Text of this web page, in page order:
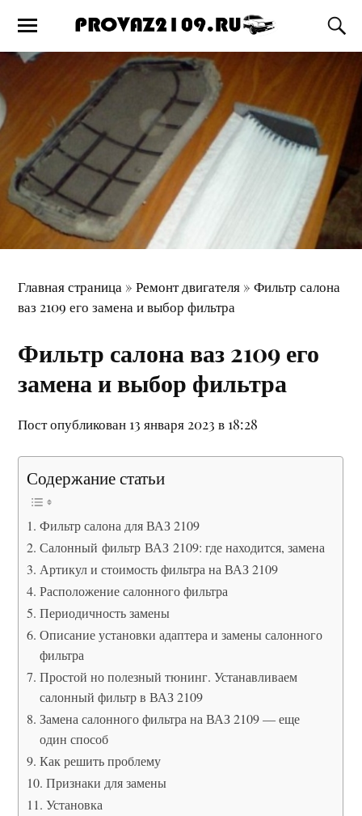
Главная страница »Ремонт двигателя »Фильтр салона
ваз 2109 его замена и выбор фильтра
Фильтр салона ваз 2109 его
замена и выбор фильтра
Пост опубликован 13 января 2023 в 18:28
Содержание статьи
Фильтр салона для ВАЗ 2109
Салонный фильтр ВАЗ 2109: где находится, замена
Артикул и стоимость фильтра на ВАЗ 2109
Расположение салонного фильтра
Периодичность замены
Описание установки адаптера и замены салонного
фильтра
Простой но полезный тюнинг. Устанавливаем
салонный фильтр в ВАЗ 2109
Замена салонного фильтра на ВАЗ 2109 — еще
один способ
Как решить проблему
Признаки для замены
Установка